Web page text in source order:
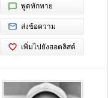
พูดทักทาย
ส่งข้อความ
เพิ่มไปยังฮอตลิสต์